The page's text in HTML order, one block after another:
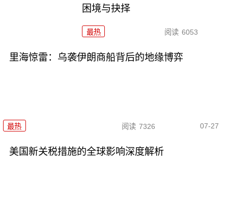
困境与抉择
最热 阅读 6053
里海惊雷：乌袭伊朗商船背后的地缘博弈
最热 阅读 7326 07-27
美国新关税措施的全球影响深度解析